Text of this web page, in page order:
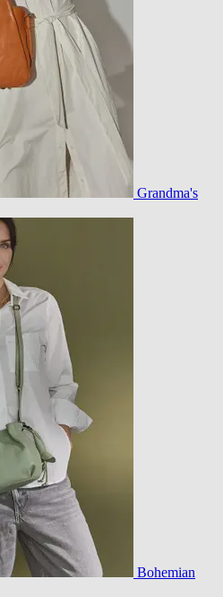
Grandma's
Bohemian